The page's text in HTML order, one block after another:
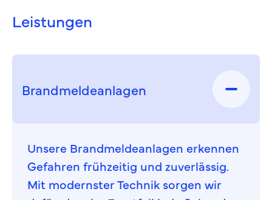
Leistungen
Brandmelde­anlagen
Unsere Brandmeldeanlagen erkennen
Gefahren frühzeitig und zuverlässig.
Mit modernster Technik sorgen wir